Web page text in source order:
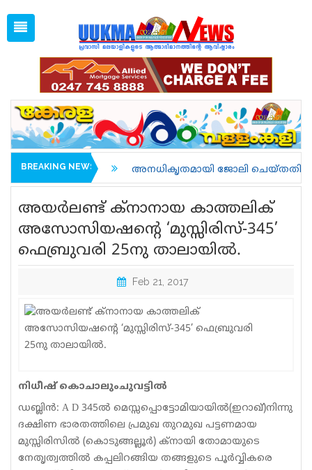
1 GBP =
128.32
Latest News
Associations
Spiritual
UK NEWS
World
Movies
Sports
Classifieds
Gallery
Open
Menu
BREAKING NEWS
അനധികൃതമായി ജോലി ചെയ്തതിന്
അയര്‍ലണ്ട് ക്‌നാനായ കാത്തലിക്
അസോസിയഷന്റെ ‘മുസ്സിരിസ്-345’
ഫെബ്രുവരി 25നു താലായില്‍.
Feb 21, 2017
നിധീഷ് കൊചാലുംചുവട്ടില്‍
ഡബ്ലിന്‍: A D 345ല്‍ മെസ്സപ്പൊട്ടോമിയായില്‍(ഇറാഖ്)നിന്നു
ദക്ഷിണ ഭാരതത്തിലെ പ്രമുഖ തുറമുഖ പട്ടണമായ
മുസ്സിരിസില്‍ (കൊടുങ്ങല്ലൂര്‍) ക്നായി തോമായുടെ
നേതൃത്വത്തില്‍ കപ്പലിറങ്ങിയ തങ്ങളുടെ പൂര്‍വ്വികരെ